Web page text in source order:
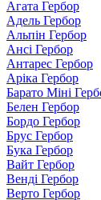
Агата Гербор
Адель Гербор
Альпін Гербор
Ансі Гербор
Антарес Гербор
Аріка Гербор
Барато Міні
Белен Гербор
Бордо Гербор
Брус Гербор
Бука Гербор
Вайт Гербор
Венді Гербор
Верто Гербор